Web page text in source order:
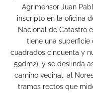
Agrimensor Juan
inscripto en la oficina
Nacional de Catastro
tiene una
cuadrados cincuenta y
59dm2), y se deslinda
camino vecinal; al
tramos rectos que